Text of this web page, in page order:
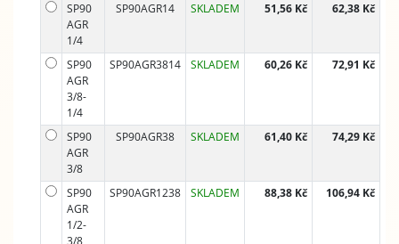
SP90
AGR
1/4
SP90AGR14 SKLADEM 51,56 Kč 62,38 Kč
SP90
AGR
3/8-
1/4
SP90AGR3814 SKLADEM 60,26 Kč 72,91 Kč
SP90
AGR
3/8
SP90AGR38 SKLADEM 61,40 Kč 74,29 Kč
SP90
AGR
1/2-
SP90AGR1238 SKLADEM 88,38 Kč 106,94 Kč